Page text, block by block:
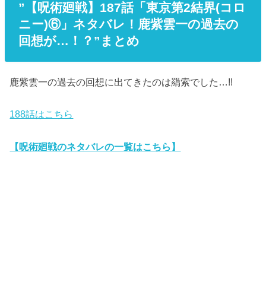
”【呪術廻戦】187話「東京第2結界(コロ
ニー)⑥」ネタバレ！鹿紫雲一の過去の
回想が…！？”まとめ
鹿紫雲一の過去の回想に出てきたのは羂索でした…!!
188話はこちら
【呪術廻戦のネタバレの一覧はこちら】